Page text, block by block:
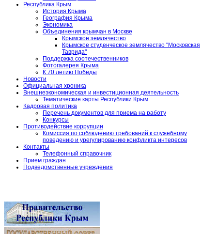
Республика Крым
История Крыма
География Крыма
Экономика
Объединения крымчан в Москве
Крымское землячество
Крымское студенческое землячество "Московская
Таврида"
Поддержка соотечественников
Фотогалерея Крыма
К 70 летию Победы
Новости
Официальная хроника
Внешнеэкономическая и инвестиционная деятельность
Тематические карты Республики Крым
Кадровая политика
Перечень документов для приема на работу
Конкурсы
Противодействие коррупции
Комиссия по соблюдению требований к служебному
поведению и урегулированию конфликта интересов
Контакты
Телефонный справочник
Прием граждан
Подведомственные учреждения